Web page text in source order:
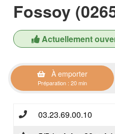
Fossoy
Actuellement
À emporter
Préparation : 20 min
03.23.69.00.10